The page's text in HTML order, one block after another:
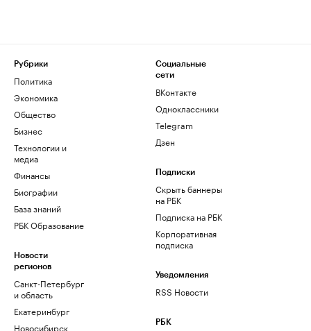
Рубрики
Политика
Экономика
Общество
Бизнес
Технологии и
медиа
Финансы
Биографии
База знаний
РБК Образование
Новости
регионов
Санкт-Петербург
и область
Екатеринбург
Новосибирск
Социальные
сети
ВКонтакте
Одноклассники
Telegram
Дзен
Подписки
Скрыть баннеры
на РБК
Подписка на РБК
Корпоративная
подписка
Уведомления
RSS Новости
РБК